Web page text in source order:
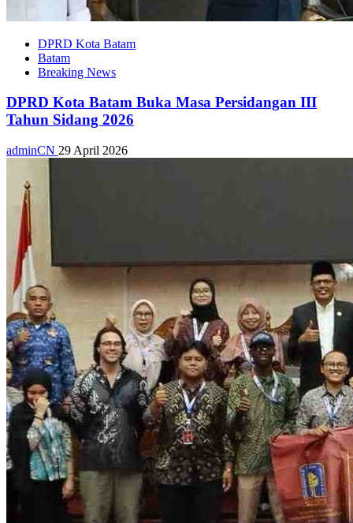
DPRD Kota Batam
Batam
Breaking News
DPRD Kota Batam Buka Masa Persidangan III
Tahun Sidang 2026
adminCN 29 April 2026